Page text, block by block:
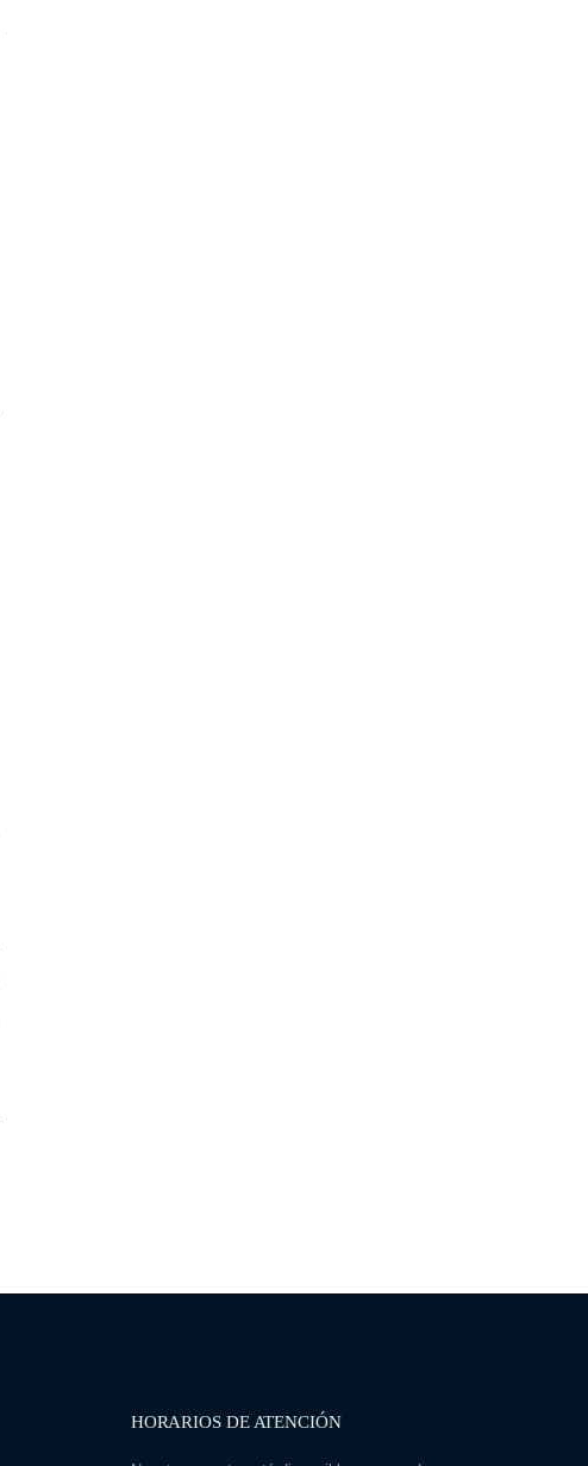
HORARIOS DE ATENCIÓN